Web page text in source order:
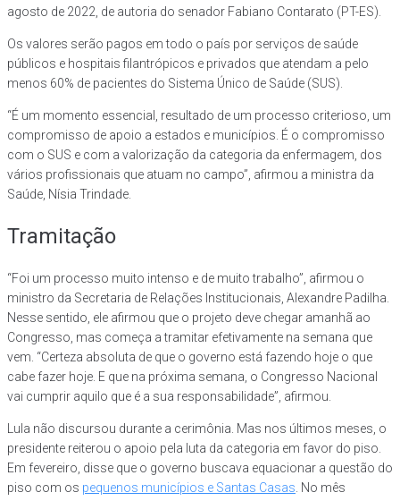
agosto de 2022, de autoria do senador Fabiano Contarato (PT-ES).
Os valores serão pagos em todo o país por serviços de saúde
públicos e hospitais filantrópicos e privados que atendam a pelo
menos 60% de pacientes do Sistema Único de Saúde (SUS).
“É um momento essencial, resultado de um processo criterioso, um
compromisso de apoio a estados e municípios. É o compromisso
com o SUS e com a valorização da categoria da enfermagem, dos
vários profissionais que atuam no campo”, afirmou a ministra da
Saúde, Nísia Trindade.
Tramitação
“Foi um processo muito intenso e de muito trabalho”, afirmou o
ministro da Secretaria de Relações Institucionais, Alexandre Padilha.
Nesse sentido, ele afirmou que o projeto deve chegar amanhã ao
Congresso, mas começa a tramitar efetivamente na semana que
vem. “Certeza absoluta de que o governo está fazendo hoje o que
cabe fazer hoje. E que na próxima semana, o Congresso Nacional
vai cumprir aquilo que é a sua responsabilidade”, afirmou.
Lula não discursou durante a cerimônia. Mas nos últimos meses, o
presidente reiterou o apoio pela luta da categoria em favor do piso.
Em fevereiro, disse que o governo buscava equacionar a questão do
piso com os pequenos municípios e Santas Casas. No mês